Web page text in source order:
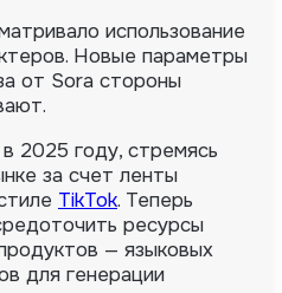
использование
Новые параметры
от Sora стороны
2025 году, стремясь
за счет ленты
TikTok. Теперь
ресурсы
— языковых
для генерации